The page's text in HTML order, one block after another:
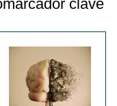
clave